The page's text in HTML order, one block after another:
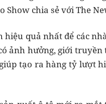
Show chia sẻ với The
quả nhất để các
ảnh hưởng, giới
tạo ra hàng tỷ lượt